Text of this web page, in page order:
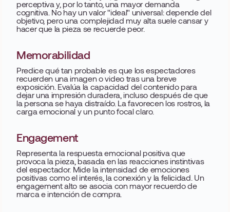
perceptiva y, por lo tanto, una mayor demanda
cognitiva. No hay un valor "ideal" universal: depende del
objetivo, pero una complejidad muy alta suele cansar y
hacer que la pieza se recuerde peor.
Memorabilidad
Predice qué tan probable es que los espectadores
recuerden una imagen o video tras una breve
exposición. Evalúa la capacidad del contenido para
dejar una impresión duradera, incluso después de que
la persona se haya distraído. La favorecen los rostros, la
carga emocional y un punto focal claro.
Engagement
Representa la respuesta emocional positiva que
provoca la pieza, basada en las reacciones instintivas
del espectador. Mide la intensidad de emociones
positivas como el interés, la conexión y la felicidad. Un
engagement alto se asocia con mayor recuerdo de
marca e intención de compra.